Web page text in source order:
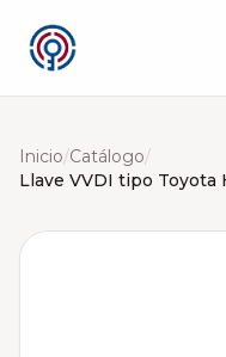
Inicio/Catálogo/